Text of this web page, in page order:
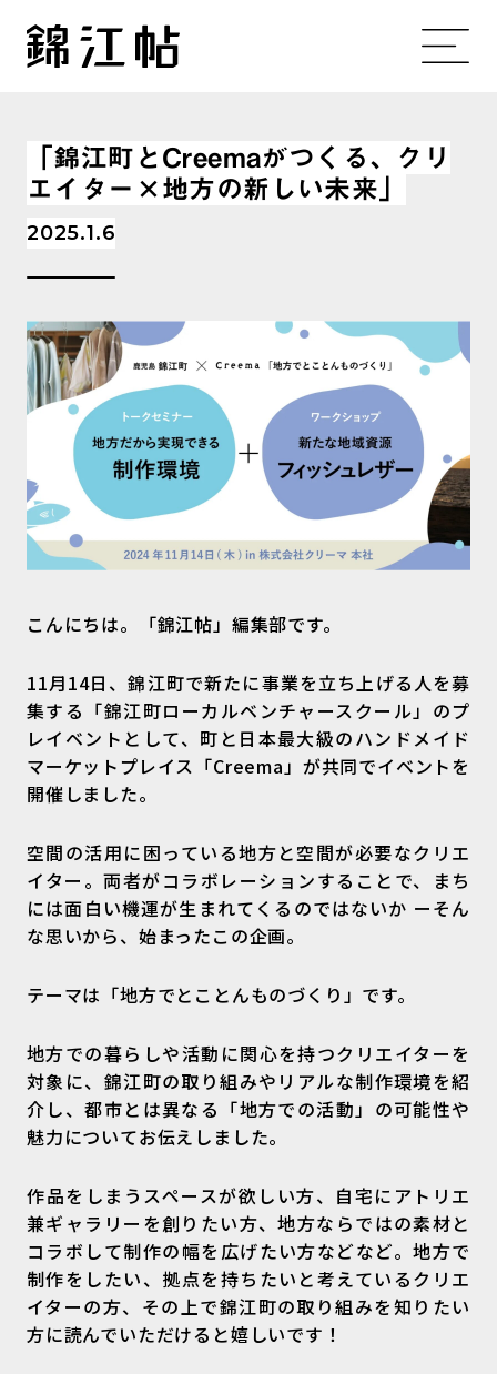
「錦江町とCreemaがつくる、クリ
エイター×地方の新しい未来」
2025.1.6
こんにちは。「錦江帖」編集部です。
11月14日、錦江町で新たに事業を立ち上げる人を募
集する「錦江町ローカルベンチャースクール」のプ
レイベントとして、町と日本最大級のハンドメイド
マーケットプレイス「Creema」が共同でイベントを
開催しました。
空間の活用に困っている地方と空間が必要なクリエ
イター。両者がコラボレーションすることで、まち
には面白い機運が生まれてくるのではないか ーそん
な思いから、始まったこの企画。
テーマは「地方でとことんものづくり」です。
地方での暮らしや活動に関心を持つクリエイターを
対象に、錦江町の取り組みやリアルな制作環境を紹
介し、都市とは異なる「地方での活動」の可能性や
魅力についてお伝えしました。
作品をしまうスペースが欲しい方、自宅にアトリエ
兼ギャラリーを創りたい方、地方ならではの素材と
コラボして制作の幅を広げたい方などなど。地方で
制作をしたい、拠点を持ちたいと考えているクリエ
イターの方、その上で錦江町の取り組みを知りたい
方に読んでいただけると嬉しいです！